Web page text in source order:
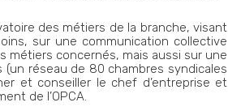
des métiers de la branche, visant
sur une communication collective
métiers concernés, mais aussi sur une
réseau de 80 chambres syndicales
et conseiller le chef d’entreprise et
de l’OPCA.